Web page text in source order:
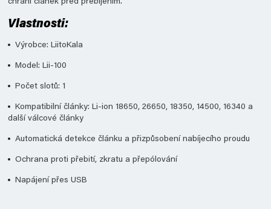
chrání článek před přebíjením.
Vlastnosti:
Výrobce: LiitoKala
Model: Lii-100
Počet slotů: 1
Kompatibilní články: Li-ion 18650, 26650, 18350, 14500, 16340 a
další válcové články
Automatická detekce článku a přizpůsobení nabíjecího proudu
Ochrana proti přebití, zkratu a přepólování
Napájení přes USB